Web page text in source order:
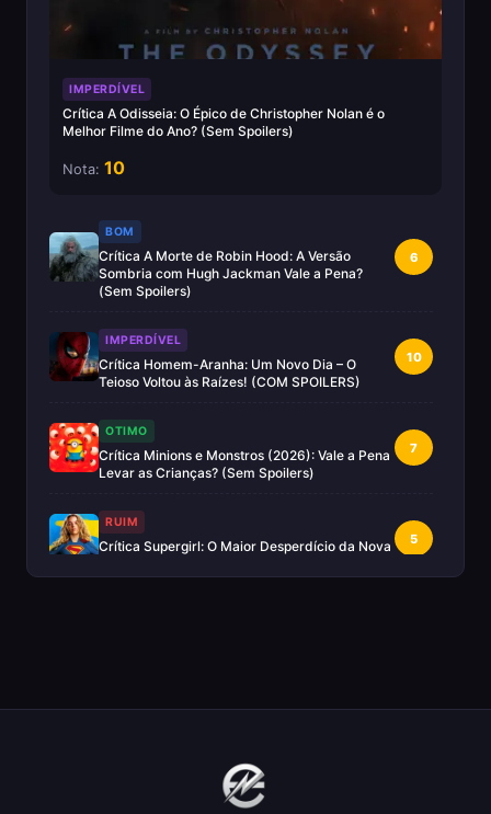
IMPERDÍVEL
Crítica A Odisseia: O Épico de Christopher Nolan é o
Melhor Filme do Ano? (Sem Spoilers)
Nota: 10
BOM
Crítica A Morte de Robin Hood: A Versão
Sombria com Hugh Jackman Vale a Pena?
(Sem Spoilers)
6
IMPERDÍVEL
Crítica Homem-Aranha: Um Novo Dia – O
Teioso Voltou às Raízes! (COM SPOILERS)
10
OTIMO
Crítica Minions e Monstros (2026): Vale a Pena
Levar as Crianças? (Sem Spoilers)
7
RUIM
Crítica Supergirl: O Maior Desperdício da Nova
5